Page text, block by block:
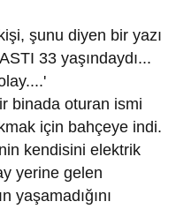
binada oturan ismi
için bahçeye indi.
kendisini elektrik
yerine gelen
yaşamadığını